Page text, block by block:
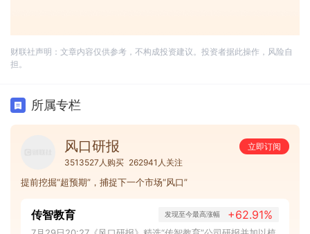
财联社声明：文章内容仅供参考，不构成投资建议。投资者据此操作，风险自
担。
所属专栏
风口研报
立即订阅
3513527人购买 262941人关注
提前挖掘“超预期”，捕捉下一个市场“风口”
传智教育 发现至今最高涨幅 +62.91%